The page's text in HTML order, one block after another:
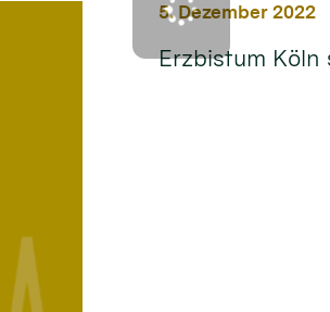
5. Dezember 2022
Erzbistum